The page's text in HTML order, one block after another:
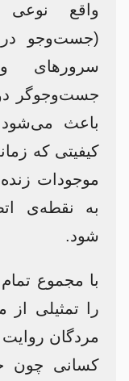
واقع
(جست‌وجو در
سرورهای
جست‌وجوگر
باعث
کیفیتی که
موجودات
به نقطه‌ی
شود.
با مجموع
را تمثیلی
مردگان
کسانی چون